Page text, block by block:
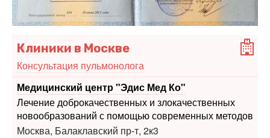
Клиники в Москве
Консультация пульмонолога
Медицинский центр "Эдис Мед Ко"
Лечение доброкачественных и злокачественных
новообразований с помощью современных методов
Москва, Балаклавский пр-т, 2к3